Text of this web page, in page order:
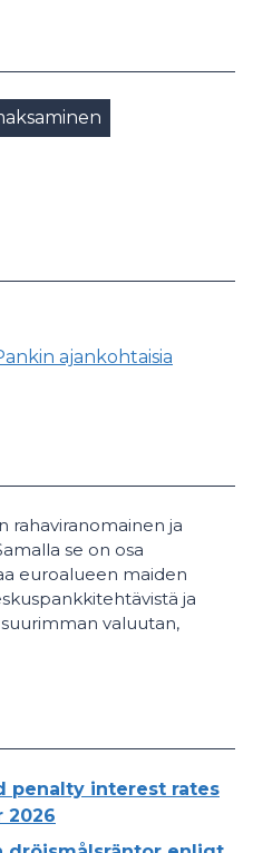
ajankohtaisia
rahaviranomainen ja
se on osa
euroalueen maiden
ja
valuutan,
penalty interest rates
2026